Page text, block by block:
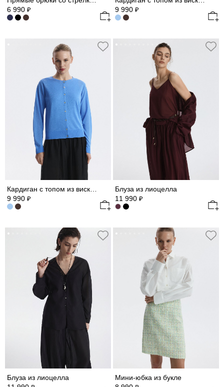
6 990 ₽
9 990 ₽
9 990 ₽
Блуза из лиоцелла
11 990 ₽
Блуза из лиоцелла
Мини-юбка из букле